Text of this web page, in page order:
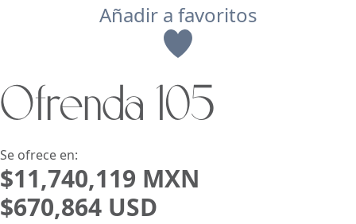
Añadir a favoritos
Ofrenda 105
Se ofrece en:
$11,740,119 MXN
$670,864 USD